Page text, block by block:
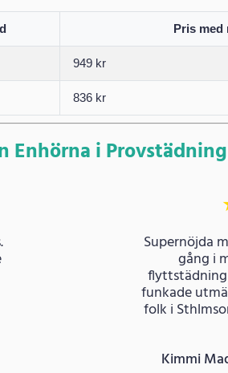
Pris med
949 kr
836 kr
Enhörna i Provstädning
Supernöjda
gång i
funkade
folk i
Kimmi